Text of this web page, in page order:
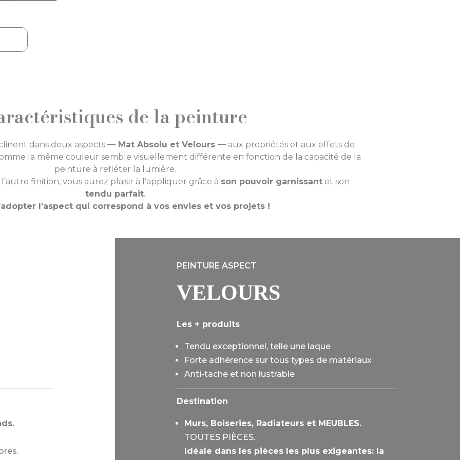
de la peinture
dans deux aspects — Mat Absolu et Velours — aux propriétés et aux effets de
la même couleur semble visuellement différente en fonction de la capacité de la
peinture à refléter la lumière.
finition, vous aurez plaisir à l’appliquer grâce à son pouvoir garnissant et son
tendu parfait.
l’aspect qui correspond à vos envies et vos projets !
PEINTURE ASPECT
VELOURS
Les + produits
Tendu exceptionnel, telle une laque
Forte adhérence sur tous types de matériaux
Anti-tache et non lustrable
Destination
Murs, Boiseries, Radiateurs et MEUBLES.
TOUTES PIÈCES.
Idéale dans les pièces les plus exigeantes: la